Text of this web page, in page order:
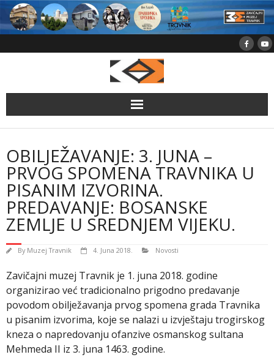
Skip
content
OBILJEŽAVANJE: 3. JUNA –
PRVOG SPOMENA TRAVNIKA U
PISANIM IZVORINA.
PREDAVANJE: BOSANSKE
ZEMLJE U SREDNJEM VIJEKU.
By Muzej Travnik 4. Juna 2018. Novosti
Zavičajni muzej Travnik je 1. juna 2018. godine
organizirao već tradicionalno prigodno predavanje
povodom obilježavanja prvog spomena grada Travnika
u pisanim izvorima, koje se nalazi u izvještaju trogirskog
kneza o napredovanju ofanzive osmanskog sultana
Mehmeda II iz 3. juna 1463. godine.